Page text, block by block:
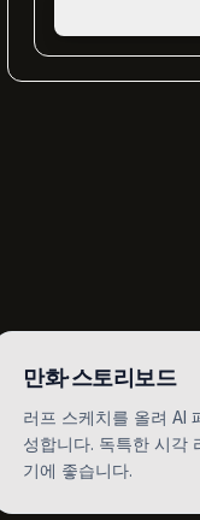
만화·스토리보드
러프 스케치를 올려 AI
성합니다. 독특한 시각
기에 좋습니다.